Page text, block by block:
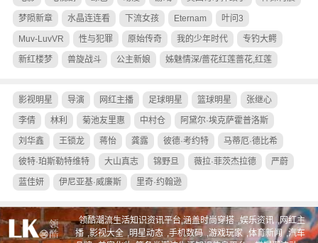
梦陨新章 水晶连连看 下流女孩 Eternam 叶问3
Muv-LuvVR 性与犯罪 原始传奇 我的少年时代 专钓大鳄
新红楼梦 兽旋战斗 公主新娘 姊魅情深/蔷花红莲蔷花,红莲
影视明星 导演 网红主播 足球明星 篮球明星 张继心
李倩 林利 菊池友里惠 中村仓 阿黛尔·埃克萨霍普洛斯
刘华鑫 王锁龙 蒋怡 龚露 彼德·考约特 马蒂厄·德比希
彼特·珀斯勒特维特 大山真志 锦野旦 薇拉·菲茨杰拉德 严蔚
蓝佳妍 伊尼亚基·威廉斯 里奇·约翰逊
领酷潮流生活知识资讯平台,涵盖时尚穿搭 ,娱乐资讯 ,网红主
播 ,影视大全 ,明星动态 ,手机数码 ,游戏玩家 ,体育新闻 ,汽车